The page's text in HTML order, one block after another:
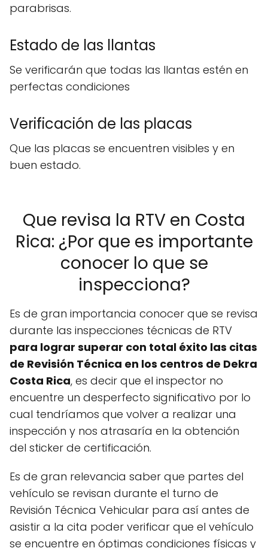
parabrisas.
Estado de las llantas
Se verificarán que todas las llantas estén en
perfectas condiciones
Verificación de las placas
Que las placas se encuentren visibles y en
buen estado.
Que revisa la RTV en Costa
Rica: ¿Por que es importante
conocer lo que se
inspecciona?
Es de gran importancia conocer que se revisa
durante las inspecciones técnicas de RTV
para lograr superar con total éxito las citas
de Revisión Técnica en los centros de Dekra
Costa Rica, es decir que el inspector no
encuentre un desperfecto significativo por lo
cual tendríamos que volver a realizar una
inspección y nos atrasaría en la obtención
del sticker de certificación.
Es de gran relevancia saber que partes del
vehículo se revisan durante el turno de
Revisión Técnica Vehicular para así antes de
asistir a la cita poder verificar que el vehículo
se encuentre en óptimas condiciones físicas y